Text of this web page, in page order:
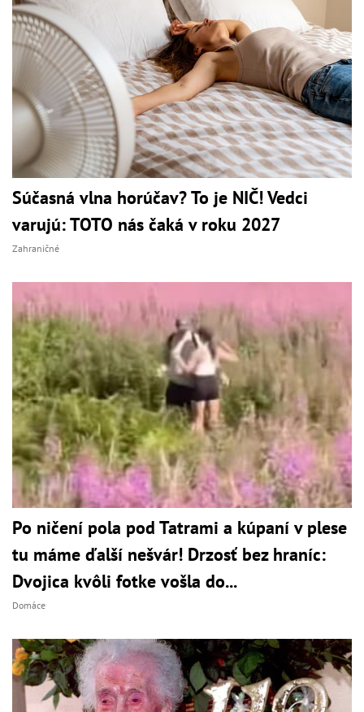
Súčasná vlna horúčav? To je NIČ! Vedci
varujú: TOTO nás čaká v roku 2027
Zahraničné
Po ničení pola pod Tatrami a kúpaní v plese
tu máme ďalší nešvár! Drzosť bez hraníc:
Dvojica kvôli fotke vošla do...
Domáce